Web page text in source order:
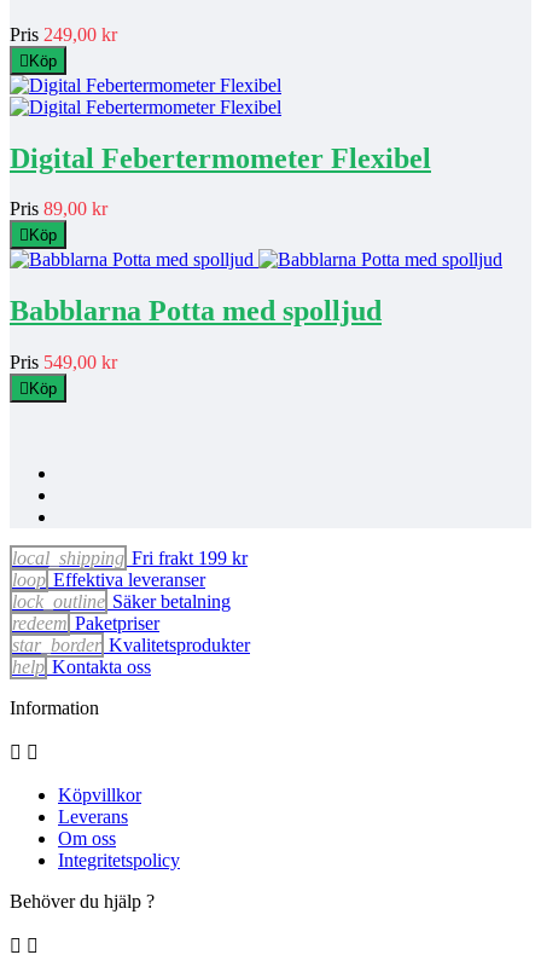
Pris 249,00 kr
Köp
Digital Febertermometer Flexibel
Pris 89,00 kr
 Köp
Babblarna Potta med spolljud
Pris 549,00 kr
 Köp
local_shipping Fri frakt 199 kr
loop Effektiva leveranser
lock_outline Säker betalning
redeem Paketpriser
star_border Kvalitetsprodukter
help Kontakta oss
Information
 
Köpvillkor
Leverans
Om oss
Integritetspolicy
Behöver du hjälp ?
 